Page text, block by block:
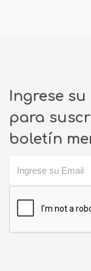
Ingrese
para
boletín